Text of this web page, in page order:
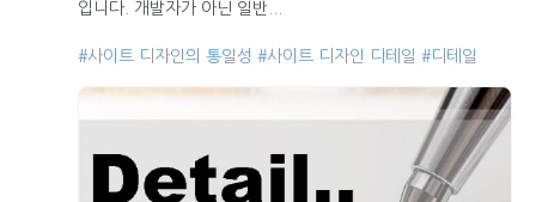
입니다. 개발자가 아닌 일반...
#사이트 디자인의 통일성 #사이트 디자인 디테일 #디테일